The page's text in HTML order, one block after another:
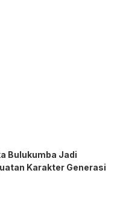
Bulukumba Jadi
Karakter Generasi